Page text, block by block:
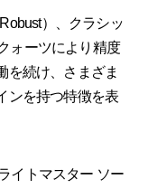
）、クラシッ
ォーツにより精度
を続け、さまざま
ンを持つ特徴を表
イトマスター ソー